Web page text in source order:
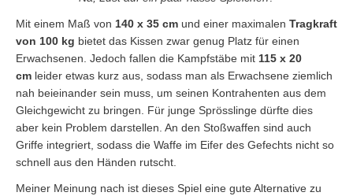
Mit einem Maß von 140 x 35 cm und einer maximalen Tragkraft
von 100 kg bietet das Kissen zwar genug Platz für einen
Erwachsenen. Jedoch fallen die Kampfstäbe mit 115 x 20
cm leider etwas kurz aus, sodass man als Erwachsene ziemlich
nah beieinander sein muss, um seinen Kontrahenten aus dem
Gleichgewicht zu bringen. Für junge Sprösslinge dürfte dies
aber kein Problem darstellen. An den Stoßwaffen sind auch
Griffe integriert, sodass die Waffe im Eifer des Gefechts nicht so
schnell aus den Händen rutscht.
Meiner Meinung nach ist dieses Spiel eine gute Alternative zu